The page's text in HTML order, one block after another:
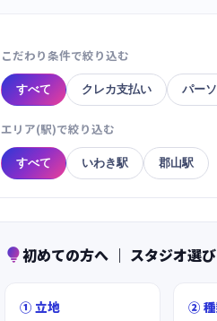
こだわり条件で絞り込む
すべて クレカ支払い パー
エリア(駅)で絞り込む
すべて いわき駅 郡山駅
初めての方へ ｜ スタジオ選
① 立地 ② 種